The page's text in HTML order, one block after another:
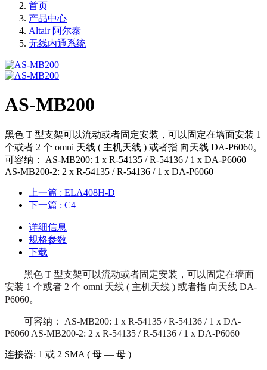
首页
产品中心
Altair 阿尔泰
无线内通系统
AS-MB200
黑色 T 型支架可以流动或者固定安装，可以固定在墙面安装 1
个或者 2 个 omni 天线 ( 主机天线 ) 或者指 向天线 DA-P6060。
可容纳： AS-MB200: 1 x R-54135 / R-54136 / 1 x DA-P6060
AS-MB200-2: 2 x R-54135 / R-54136 / 1 x DA-P6060
上一篇 : ELA408H-D
下一篇 : C4
详细信息
规格参数
下载
黑色 T 型支架可以流动或者固定安装，可以固定在墙面
安装 1 个或者 2 个 omni 天线 ( 主机天线 ) 或者指 向天线 DA-
P6060。
可容纳： AS-MB200: 1 x R-54135 / R-54136 / 1 x DA-
P6060 AS-MB200-2: 2 x R-54135 / R-54136 / 1 x DA-P6060
连接器: 1 或 2 SMA ( 母 — 母 )